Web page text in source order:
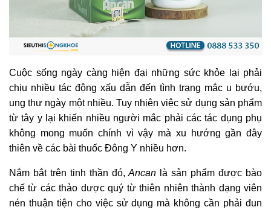
Cuộc sống ngày càng hiện đại những sức khỏe lại phải
chịu nhiều tác động xấu dẫn đến tình trạng mắc u bướu,
ung thư ngày một nhiều. Tuy nhiên việc sử dụng sản phẩm
từ tây y lại khiến nhiều người mắc phải các tác dụng phụ
không mong muốn chính vì vậy mà xu hướng gần đây
thiên về các bài thuốc Đông Y nhiều hơn.
Nắm bắt trên tinh thần đó,Ancan là sản phẩm được bào
chế từ các thảo dược quý từ thiên nhiên thành dạng viên
nén thuận tiện cho việc sử dụng mà không cần phải đun